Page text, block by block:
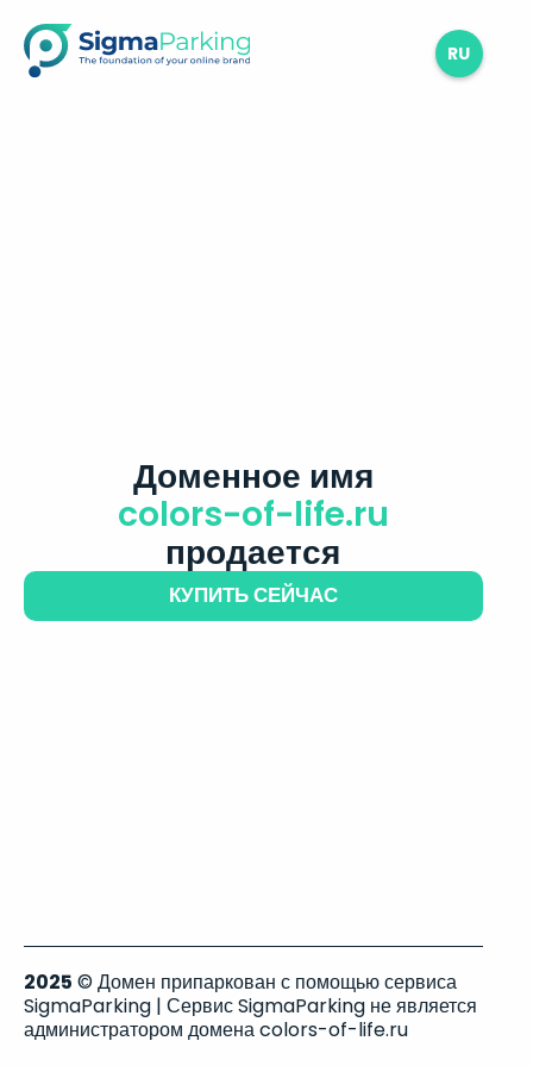
RU
Доменное имя
colors-of-life.ru
продается
КУПИТЬ СЕЙЧАС
2025 © Домен припаркован с помощью сервиса
SigmaParking | Сервис SigmaParking не является
администратором домена colors-of-life.ru